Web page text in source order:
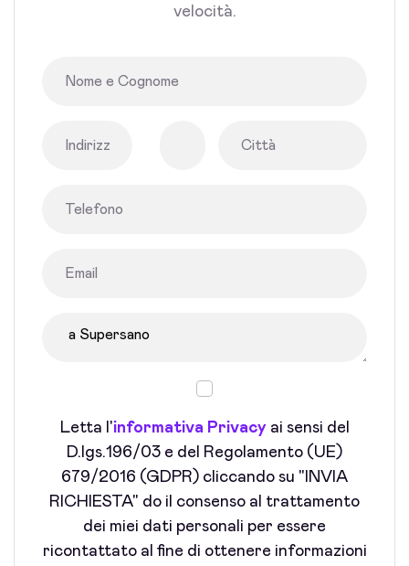
velocità.
Letta l'informativa Privacyai sensi del
D.lgs.196/03 e del Regolamento (UE)
679/2016 (GDPR) cliccando su "INVIA
RICHIESTA" do il consenso al trattamento
dei miei dati personali per essere
ricontattato al fine di ottenere informazioni